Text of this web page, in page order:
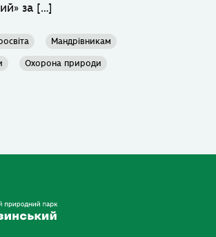
за […]
Мандрівникам
Охорона природи